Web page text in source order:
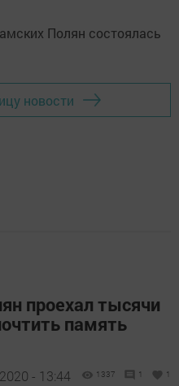
новости
проехал тысячи
память
- 13:44 1337 1 1